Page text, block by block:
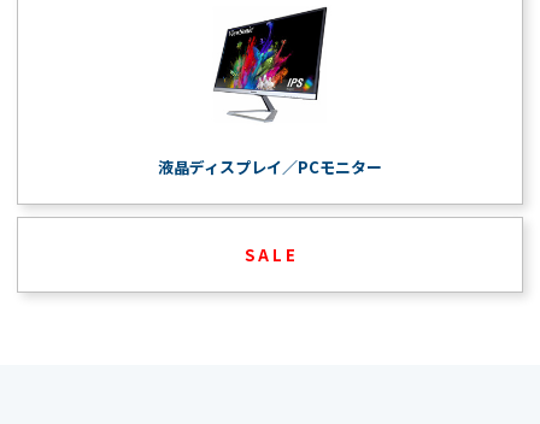
液晶ディスプレイ／PCモニター
S A L E